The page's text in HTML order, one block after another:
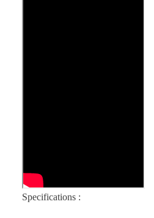
Specifications :